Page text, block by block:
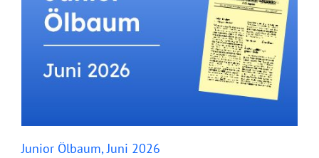
Junior Ölbaum, Juni 2026